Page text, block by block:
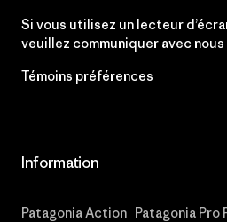
Si vous utilisez un lecteur
veuillez communiquer avec nous
Témoins préférences
Information
Patagonia Action Patagonia Pro